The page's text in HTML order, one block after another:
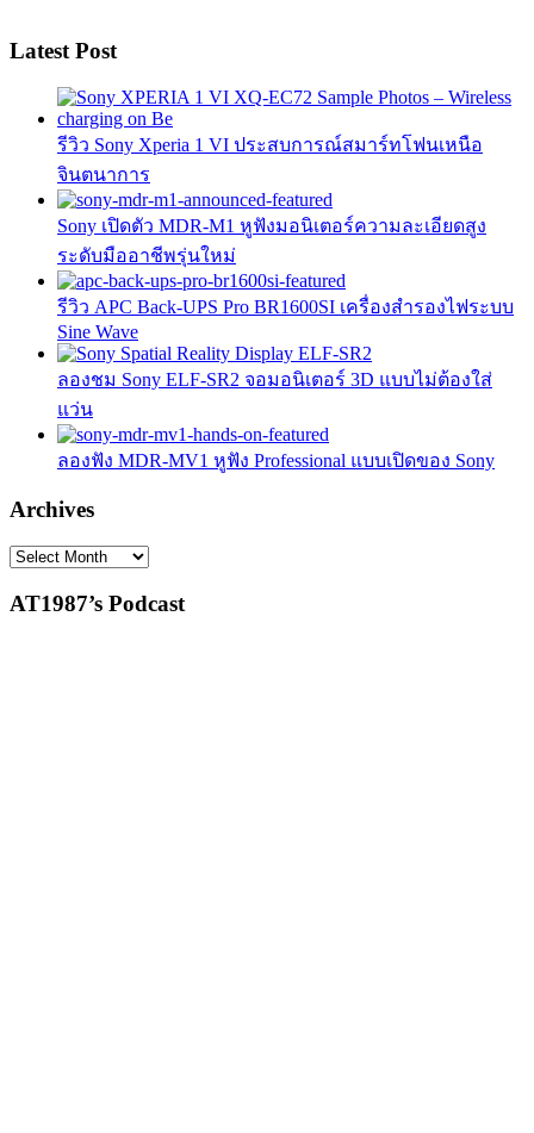
Latest Post
รีวิว Sony Xperia 1 VI ประสบการณ์สมาร์ทโฟนเหนือ
จินตนาการ
Sony เปิดตัว MDR-M1 หูฟังมอนิเตอร์ความละเอียดสูง
ระดับมืออาชีพรุ่นใหม่
รีวิว APC Back-UPS Pro BR1600SI เครื่องสำรองไฟระบบ
Sine Wave
ลองชม Sony ELF-SR2 จอมอนิเตอร์ 3D แบบไม่ต้องใส่
แว่น
ลองฟัง MDR-MV1 หูฟัง Professional แบบเปิดของ Sony
Archives
Archives
AT1987’s Podcast